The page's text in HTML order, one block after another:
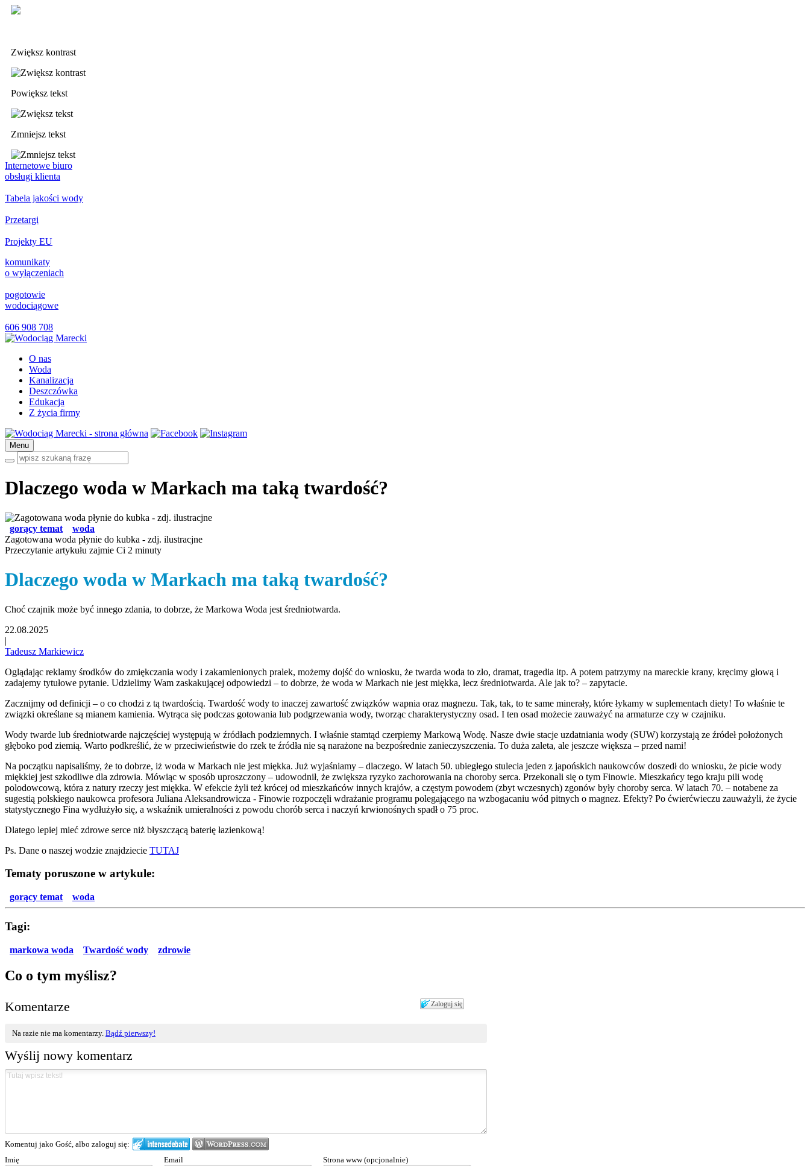
Zwiększ kontrast
Powiększ tekst
Zmniejsz tekst
Internetowe biuro
obsługi klienta
Tabela jakości wody
Przetargi
Projekty EU
komunikaty
o wyłączeniach
pogotowie
wodociągowe
606 908 708
O nas
Woda
Kanalizacja
Deszczówka
Edukacja
Z życia firmy
Menu
Dlaczego woda w Markach ma taką twardość?
gorący temat
woda
Zagotowana woda płynie do kubka - zdj. ilustracjne
Przeczytanie artykułu zajmie Ci 2 minuty
Dlaczego woda w Markach ma taką twardość?
Choć czajnik może być innego zdania, to dobrze, że Markowa Woda jest średniotwarda.
22.08.2025
|
Tadeusz Markiewicz
Oglądając reklamy środków do zmiękczania wody i zakamienionych pralek, możemy dojść do wniosku, że twarda woda to zło, dramat, tragedia itp. A potem patrzymy na mareckie krany, kręcimy głową i
zadajemy tytułowe pytanie. Udzielimy Wam zaskakującej odpowiedzi – to dobrze, że woda w Markach nie jest miękka, lecz średniotwarda. Ale jak to? – zapytacie.
Zacznijmy od definicji – o co chodzi z tą twardością. Twardość wody to inaczej zawartość związków wapnia oraz magnezu. Tak, tak, to te same minerały, które łykamy w suplementach diety! To właśnie te
związki określane są mianem kamienia. Wytrąca się podczas gotowania lub podgrzewania wody, tworząc charakterystyczny osad. I ten osad możecie zauważyć na armaturze czy w czajniku.
Wody twarde lub średniotwarde najczęściej występują w źródłach podziemnych. I właśnie stamtąd czerpiemy Markową Wodę. Nasze dwie stacje uzdatniania wody (SUW) korzystają ze źródeł położonych
głęboko pod ziemią. Warto podkreślić, że w przeciwieństwie do rzek te źródła nie są narażone na bezpośrednie zanieczyszczenia. To duża zaleta, ale jeszcze większa – przed nami!
Na początku napisaliśmy, że to dobrze, iż woda w Markach nie jest miękka. Już wyjaśniamy – dlaczego. W latach 50. ubiegłego stulecia jeden z japońskich naukowców doszedł do wniosku, że picie wody
miękkiej jest szkodliwe dla zdrowia. Mówiąc w sposób uproszczony – udowodnił, że zwiększa ryzyko zachorowania na choroby serca. Przekonali się o tym Finowie. Mieszkańcy tego kraju pili wodę
polodowcową, która z natury rzeczy jest miękka. W efekcie żyli też krócej od mieszkańców innych krajów, a częstym powodem (zbyt wczesnych) zgonów były choroby serca. W latach 70. – notabene za
sugestią polskiego naukowca profesora Juliana Aleksandrowicza - Finowie rozpoczęli wdrażanie programu polegającego na wzbogacaniu wód pitnych o magnez. Efekty? Po ćwierćwieczu zauważyli, że życie
statystycznego Fina wydłużyło się, a wskaźnik umieralności z powodu chorób serca i naczyń krwionośnych spadł o 75 proc.
Dlatego lepiej mieć zdrowe serce niż błyszczącą baterię łazienkową!
Ps. Dane o naszej wodzie znajdziecie TUTAJ
Tematy poruszone w artykule:
gorący temat woda
Tagi:
markowa woda Twardość wody zdrowie
Co o tym myślisz?
Zaloguj się
Komentarze
Na razie nie ma komentarzy. Bądź pierwszy!
Wyślij nowy komentarz
Komentuj jako Gość, albo zaloguj się:
Imię
Email Strona www (opcjonalnie)